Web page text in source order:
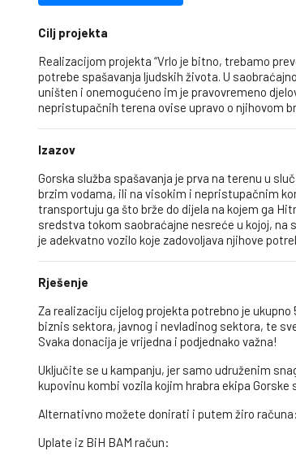
Cilj projekta
Realizacijom projekta “Vrlo je bitno, trebamo
potrebe spašavanja ljudskih života. U
uništen i onemogućeno im je pravovremeno
nepristupačnih terena ovise upravo o njihovom
Izazov
Gorska služba spašavanja je prva na terenu u
brzim vodama, ili na visokim i nepristupačnim
transportuju ga što brže do dijela na kojem ga
sredstva tokom saobraćajne nesreće u kojoj, na
je adekvatno vozilo koje zadovoljava njihove
Rješenje
Za realizaciju cijelog projekta potrebno je
biznis sektora, javnog i nevladinog sektora, te
Svaka donacija je vrijedna i podjednako važna!
Uključite se u kampanju, jer samo udruženim
kupovinu kombi vozila kojim hrabra ekipa
Alternativno možete donirati i putem žiro računa:
Uplate iz BiH BAM račun: